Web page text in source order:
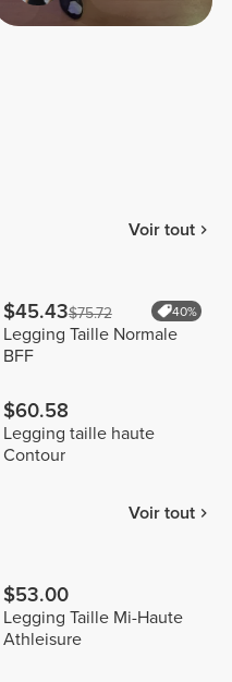
Voir tout
$45.43$75.72 40%
Legging Taille Normale
BFF
$60.58
Legging taille haute
Contour
Voir tout
$53.00
Legging Taille Mi-Haute
Athleisure